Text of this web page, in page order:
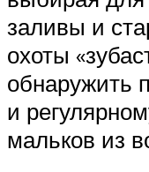
заливы и
охоты
обнаружить
и
мальков из